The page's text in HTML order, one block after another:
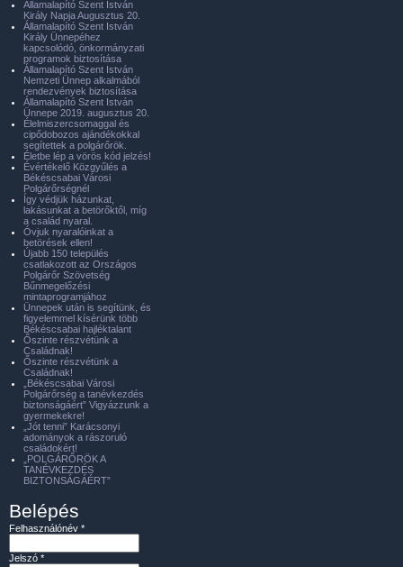
Államalapító Szent István
Király Napja Augusztus 20.
Államalapító Szent István
Király Ünnepéhez
kapcsolódó, önkormányzati
programok biztosítása
Államalapító Szent István
Nemzeti Ünnep alkalmából
rendezvények biztosítása
Államalapító Szent István
Ünnepe 2019. augusztus 20.
Élelmiszercsomaggal és
cipődobozos ajándékokkal
segítettek a polgárőrök.
Életbe lép a vörös kód jelzés!
Évértékelő Közgyűlés a
Békéscsabai Városi
Polgárőrségnél
Így védjük házunkat,
lakásunkat a betörőktől, míg
a család nyaral.
Óvjuk nyaralóinkat a
betörések ellen!
Újabb 150 település
csatlakozott az Országos
Polgárőr Szövetség
Bűnmegelőzési
mintaprogramjához
Ünnepek után is segítünk, és
figyelemmel kísérünk több
Békéscsabai hajléktalant
Őszinte részvétünk a
Családnak!
Őszinte részvétünk a
Családnak!
„Békéscsabai Városi
Polgárőrség a tanévkezdés
biztonságáért” Vigyázzunk a
gyermekekre!
„Jót tenni” Karácsonyi
adományok a rászoruló
családokért!
„POLGÁRŐRÖK A
TANÉVKEZDÉS
BIZTONSÁGÁÉRT”
Belépés
Felhasználónév *
Jelszó *